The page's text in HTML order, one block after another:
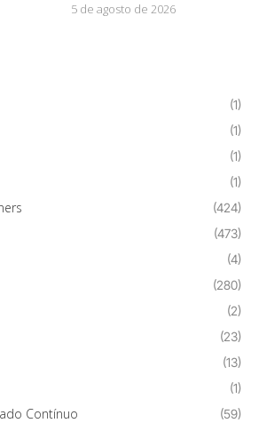
5 de agosto de 2026
(1)
(1)
(1)
(1)
(424)
(473)
(4)
(280)
(2)
(23)
(13)
(1)
Contínuo (59)